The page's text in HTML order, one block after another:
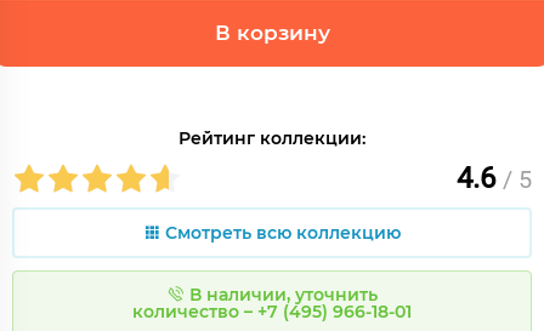
В корзину
Рейтинг коллекции:
4.6 / 5
Смотреть всю коллекцию
В наличии, уточнить
количество – +7 (495) 966-18-01